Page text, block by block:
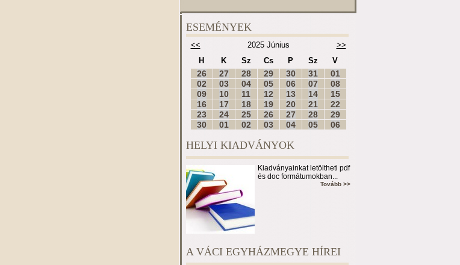
ESEMÉNYEK
<< 2025 Június
>>
H
K Sz Cs P Sz V
26 27 28 29 30 31
01
02
03 04 05 06 07
08
09
10 11 12 13 14
15
16
17 18 19 20 21
22
23
24 25 26 27 28
29
30
01 02 03 04 05 06
HELYI KIADVÁNYOK
Kiadványainkat letöltheti pdf
és doc formátumokban...
Tovább >>
A VÁCI EGYHÁZMEGYE HÍREI